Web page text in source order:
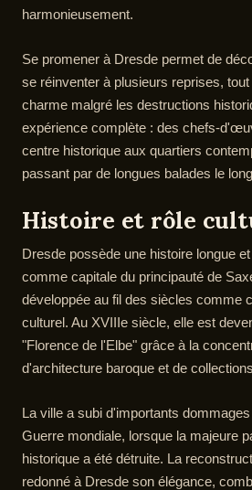
harmonieusement.
Se promener à Dresde permet de
se réinventer à plusieurs reprises,
charme malgré les destructions
expérience complète : des chefs-
centre historique aux quartiers
passant par de longues balades le
Histoire et rôle
Dresde possède une histoire longue
comme capitale du principauté de
développée au fil des siècles comme
culturel. Au XVIIIe siècle, elle est
"Florence de l'Elbe" grâce à la
d'architecture baroque et de
La ville a subi d'importants
Guerre mondiale, lorsque la majeure
historique a été détruite. La
redonné à Dresde son élégance,